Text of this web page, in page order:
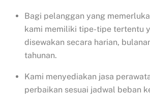
Bagi pelanggan yang
kami memiliki tipe-tipe tertentu
disewakan secara harian,
tahunan.
Kami menyediakan jasa
perbaikan sesuai jadwal beban